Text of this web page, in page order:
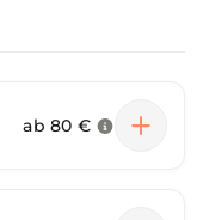
ab 80 €